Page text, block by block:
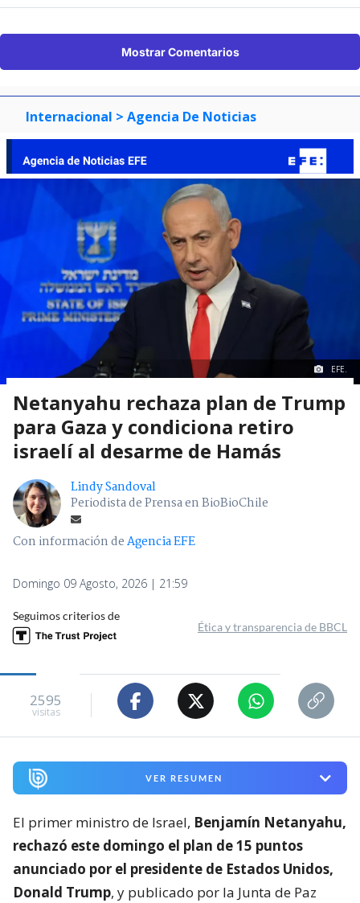
Mostrar Comentarios
Internacional > Agencia De Noticias
EFE.
Netanyahu rechaza plan de Trump
para Gaza y condiciona retiro
israelí al desarme de Hamás
Lindy Sandoval
Periodista de Prensa en BioBioChile
Con información deAgencia EFE
Domingo 09 Agosto, 2026 | 21:59
Seguimos criterios de
Ética y transparencia de BBCL
2595
visitas
VER RESUMEN
El primer ministro de Israel, Benjamín Netanyahu,
rechazó este domingo el plan de 15 puntos
anunciado por el presidente de Estados Unidos,
Donald Trump, y publicado por la Junta de Paz